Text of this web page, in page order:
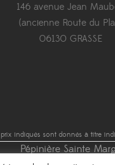
146 avenue Jean
(ancienne Route du
06130 GRASSE
indiqués sont donnés à titre
Pépinière Sainte